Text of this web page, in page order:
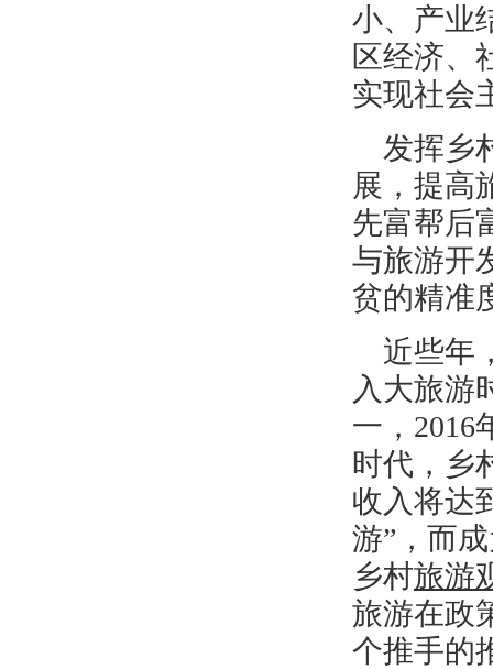
小、产业
区经济、
实现社会
发挥乡
展，提高
先富帮后
与旅游开
贫的精准
近些年
入大旅游
一，2016
时代，乡
收入将达
游”，而
乡村旅游
旅游在政
个推手的